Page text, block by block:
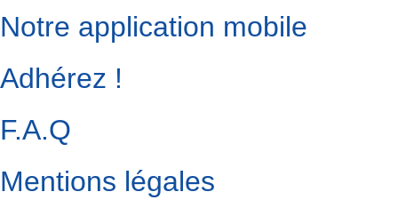
Notre application mobile
Adhérez !
F.A.Q
Mentions légales